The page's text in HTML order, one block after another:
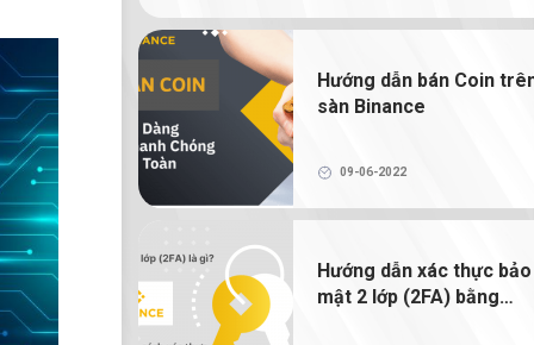
NFT là gì? Hướng dẫn mua bán và
NFT trên Binance
Ví tiền điện tử là gì? Có thực sự cần
tiền điện tử để giao dịch tiền điện tử không?
Hướng dẫn bán Coin
sàn Binance
09-06-2022
Hướng dẫn xác thực bảo
mật 2 lớp (2FA) bằng